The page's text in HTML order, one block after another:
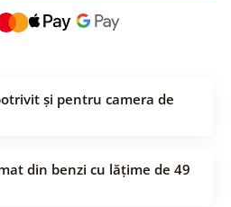
și pentru camera de
din benzi cu lățime de 49